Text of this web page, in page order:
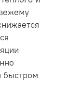
быстром